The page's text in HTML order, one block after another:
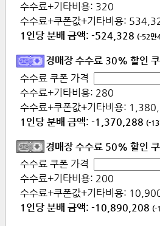
수수료+기타비용: 320
수수료+쿠폰값+기타비용:
1인당 분배 금액: -524,328 (-52만
경매장 수수료 30% 할인
수수료 쿠폰 가격
수수료+기타비용: 280
수수료+쿠폰값+기타비용:
1인당 분배 금액: -1,370,288 (-
경매장 수수료 50% 할인
수수료 쿠폰 가격
수수료+기타비용: 200
수수료+쿠폰값+기타비용:
1인당 분배 금액: -10,890,208 (-